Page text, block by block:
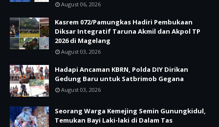
August 06, 2026
Kasrem 072/Pamungkas Hadiri Pembukaan
Diksar Integratif Taruna Akmil dan Akpol TP
2026 di Magelang
August 03, 2026
Hadapi Ancaman KBRN, Polda DIY Dirikan
Gedung Baru untuk Satbrimob Gegana
August 03, 2026
Seorang Warga Kemejing Semin Gunungkidul,
Temukan Bayi Laki-laki di Dalam Tas